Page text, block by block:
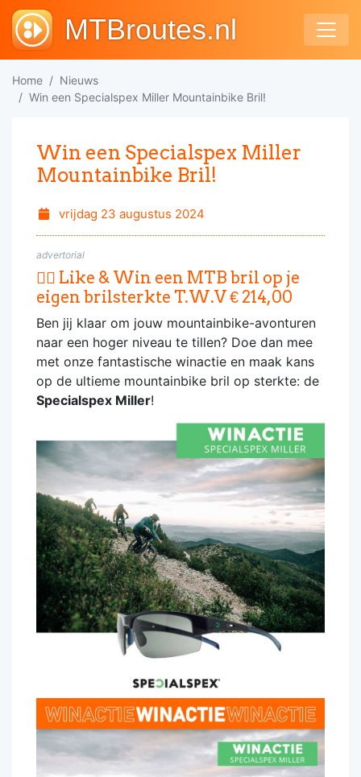
MTBroutes.nl
Home
Nieuws
Win een Specialspex Miller Mountainbike Bril!
Win een Specialspex Miller
Mountainbike Bril!
vrijdag 23 augustus 2024
advertorial
🚴‍♂️ Like & Win een MTB bril op je
eigen brilsterkte T.W.V € 214,00
Ben jij klaar om jouw mountainbike-avonturen
naar een hoger niveau te tillen? Doe dan mee
met onze fantastische winactie en maak kans
op de ultieme mountainbike bril op sterkte: de
Specialspex Miller!